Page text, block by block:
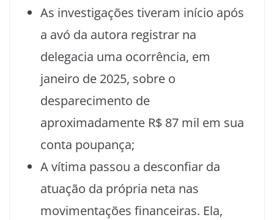
As investigações tiveram início após
a avó da autora registrar na
delegacia uma ocorrência, em
janeiro de 2025, sobre o
desparecimento de
aproximadamente R$ 87 mil em sua
conta poupança;
A vítima passou a desconfiar da
atuação da própria neta nas
movimentações financeiras. Ela,